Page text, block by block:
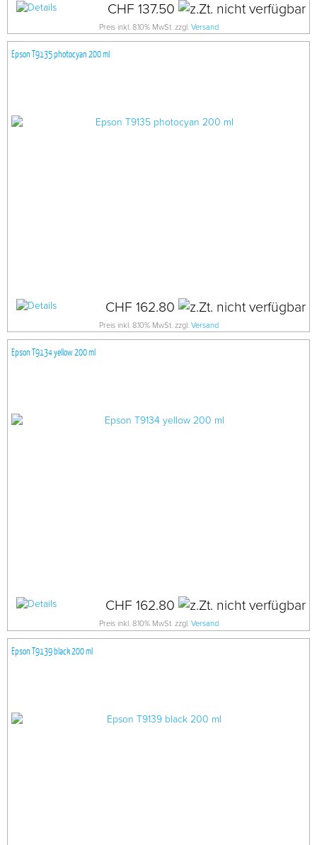
CHF 137.50
Preis inkl. 8.10% MwSt. zzgl. Versand
Epson T9135 photocyan 200 ml
CHF 162.80
Preis inkl. 8.10% MwSt. zzgl. Versand
Epson T9134 yellow 200 ml
CHF 162.80
Preis inkl. 8.10% MwSt. zzgl. Versand
Epson T9139 black 200 ml